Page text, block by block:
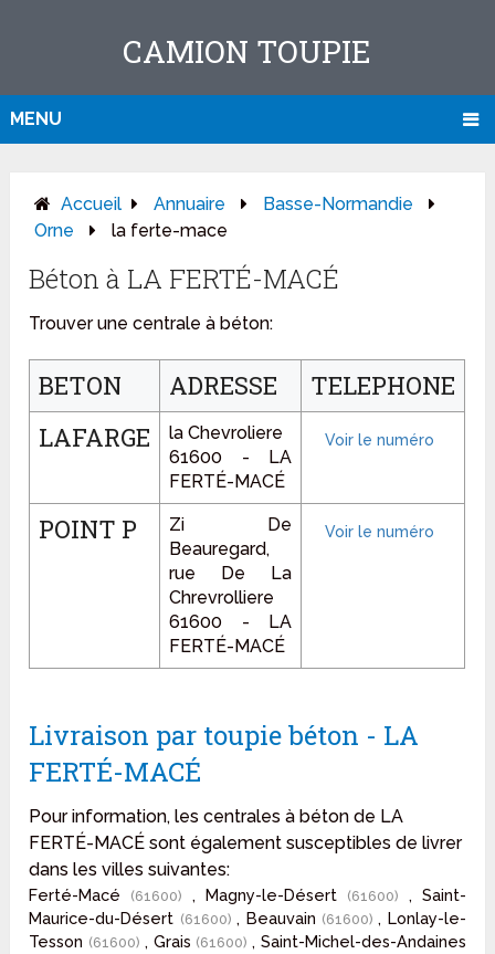
CAMION TOUPIE
MENU
Accueil Annuaire
Basse-Normandie
Orne
la ferte-mace
Béton à LA FERTÉ-MACÉ
Trouver une centrale à béton:
BETON ADRESSE
TELEPHONE
LAFARGE
la Chevroliere
61600 - LA
FERTÉ-MACÉ
POINT P
Zi De
Beauregard,
rue De La
Chrevrolliere
61600 - LA
FERTÉ-MACÉ
Livraison par toupie béton - LA
FERTÉ-MACÉ
Pour information, les centrales à béton de LA
FERTÉ-MACÉ sont également susceptibles de livrer
dans les villes suivantes:
Ferté-Macé (61600) , Magny-le-Désert (61600) , Saint-
Maurice-du-Désert (61600), Beauvain (61600), Lonlay-le-
Tesson (61600) , Grais (61600), Saint-Michel-des-Andaines